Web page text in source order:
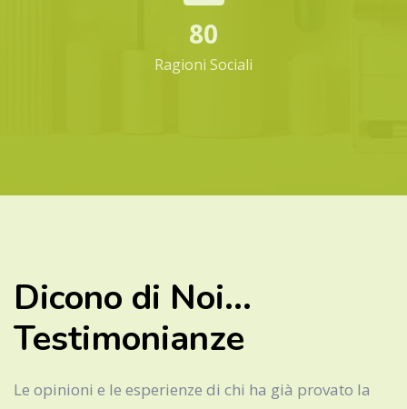
80
Ragioni Sociali
Dicono di Noi...
Testimonianze
Le opinioni e le esperienze di chi ha già provato la